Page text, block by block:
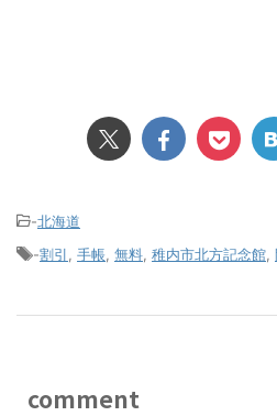
-北海道
-割引 手帳 無料 稚内市北方記念館
comment